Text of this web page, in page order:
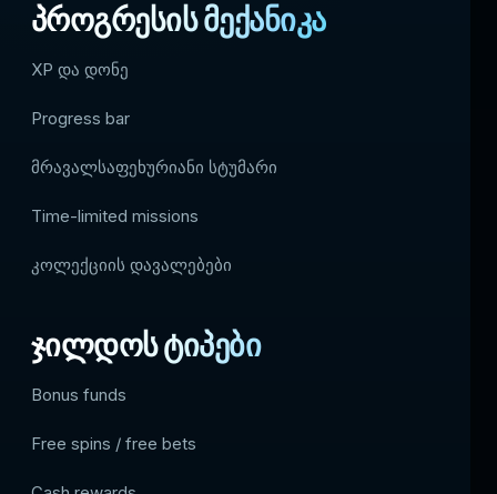
პროგრესის მექანიკა
XP და დონე
Progress bar
მრავალსაფეხურიანი სტუმარი
Time-limited missions
კოლექციის დავალებები
ჯილდოს ტიპები
Bonus funds
Free spins / free bets